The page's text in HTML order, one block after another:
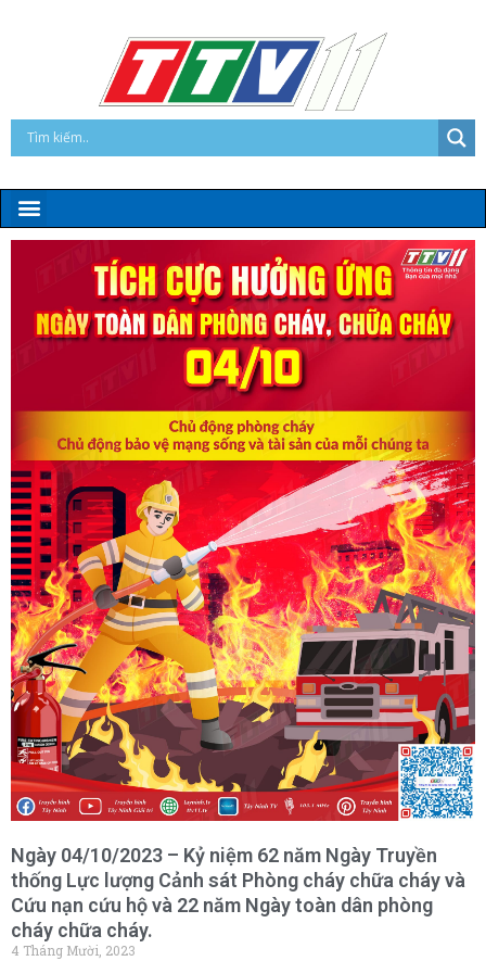
Ngày 04/10/2023 – Kỷ niệm 62 năm Ngày Truyền
thống Lực lượng Cảnh sát Phòng cháy chữa cháy và
Cứu nạn cứu hộ và 22 năm Ngày toàn dân phòng
cháy chữa cháy.
4 Tháng Mười, 2023